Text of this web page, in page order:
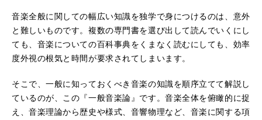
音楽全般に関しての幅広い知識を独学で身につけるのは、意外
と難しいものです。複数の専門書を選び出して読んでいくにし
ても、音楽についての百科事典をくまなく読むにしても、効率
度外視の根気と時間が要求されてしまいます。
そこで、一般に知っておくべき音楽の知識を順序立てて解説し
ているのが、この『一般音楽論』です。音楽全体を俯瞰的に捉
え、音楽理論から歴史や様式、音響物理など、音楽に関する項